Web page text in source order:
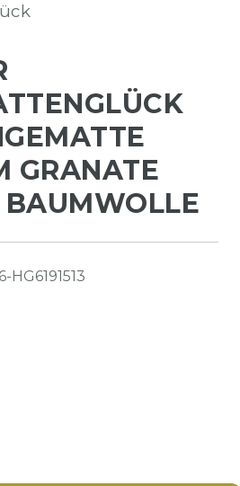
GRANATE
BAUMWOLLE
HG6191513